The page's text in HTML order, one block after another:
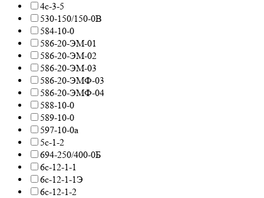
4с-3-5
530-150/150-0В
584-10-0
586-20-ЭМ-01
586-20-ЭМ-02
586-20-ЭМ-03
586-20-ЭМФ-03
586-20-ЭМФ-04
588-10-0
589-10-0
597-10-0а
5с-1-2
694-250/400-0Б
6с-12-1-1
6с-12-1-1Э
6с-12-1-2